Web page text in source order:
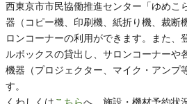
西東京市市民協働推進センター「ゆめこ
器（コピー機、印刷機、紙折り機、裁断
ロンコーナーの利用ができます。また、
ルボックスの貸出し、サロンコーナーや
機器（プロジェクター、マイク・アンプ
す。